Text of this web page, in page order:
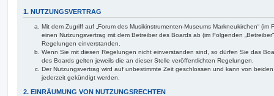
1. NUTZUNGSVERTRAG
Mit dem Zugriff auf „Forum des Musikinstrumenten-Museums Markneukirchen“ (im
einen Nutzungsvertrag mit dem Betreiber des Boards ab (im Folgenden
Regelungen einverstanden.
Wenn Sie mit diesen Regelungen nicht einverstanden sind, so dürfen Sie das
des Boards gelten jeweils die an dieser Stelle veröffentlichten Regelungen.
Der Nutzungsvertrag wird auf unbestimmte Zeit geschlossen und kann von
jederzeit gekündigt werden.
2. EINRÄUMUNG VON NUTZUNGSRECHTEN